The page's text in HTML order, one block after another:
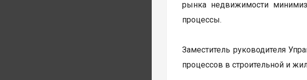
рынка недвижимости
процессы.
Заместитель руководителя
процессов в строительной и